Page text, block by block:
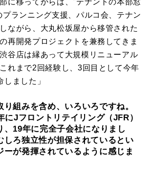
プランニング支援、パルコ会、テナン
ながら、大丸松坂屋から移管された
再開発プロジェクトを兼務してきま
谷店は縁あって大規模リニューアル
れまで2回経験し、3回目として今年
ました」
り組みを含め、いろいろですね。
にJフロントリテイリング（JFR）
、19年に完全子会社になりまし
しろ独立性が担保されているとい
ーが発揮されているように感じま